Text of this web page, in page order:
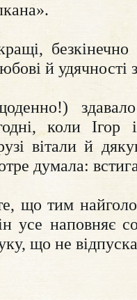
й удячності
коли Ігор
вітали й
думала:
що тим
усе наповняє
що не